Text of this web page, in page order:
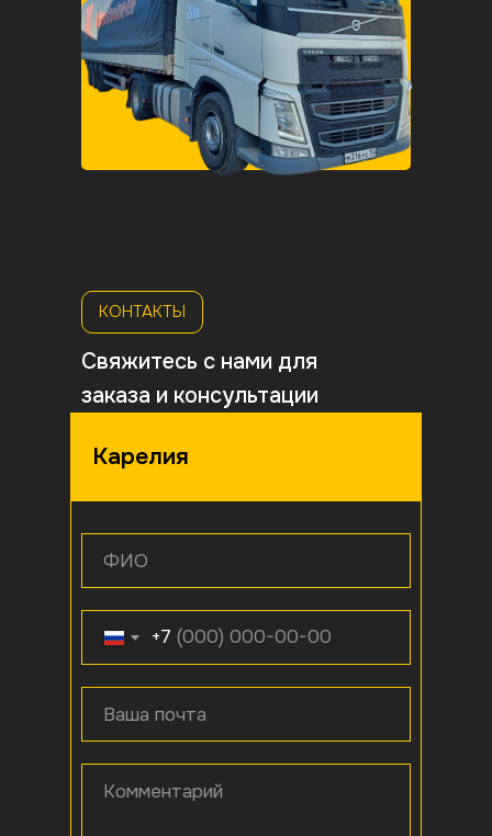
Свяжитесь с нами для
заказа и консультации
КОНТАКТЫ
Карелия
Карелия
ФИО
+7
Ваша почта
Комментарий